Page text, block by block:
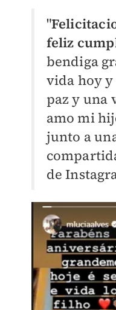
"
feliz
bendiga
vida hoy
paz y una
amo mi
junto a
de